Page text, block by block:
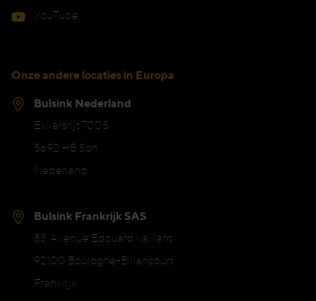
YouTube
Onze andere locaties in Europa
Bulsink Nederland
Ekkersrijt 7005
5692 HB Son
Nederland
Bulsink Frankrijk SAS
83, Avenue Edouard Vaillant
92100 Boulogne-Billancourt
Frankrijk